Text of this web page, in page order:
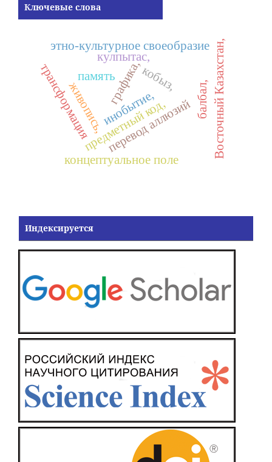
Ключевые слова
живопись,графика,кобыз,
балбал,
кулпытас,
предметный код,
инобытие,
память
перевод аллюзий
трансформация
этно-культурное своеобразие Восточный Казахстан,
концептуальное поле
Индексируется